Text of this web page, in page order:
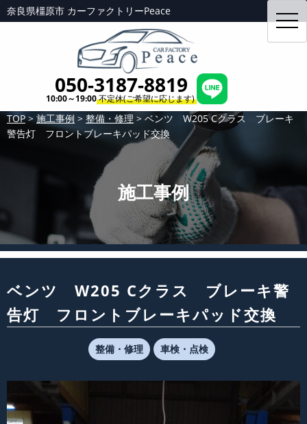
奈良県橿原市 カーファクトリーPeace
050-3187-8819
10:00～19:00不定休(ご希望に応じます)
TOP> 施工事例 > 整備・修理 > ベンツ W205 Cクラス ブレーキ
警告灯 フロントブレーキパッド交換
施工事例
ベンツ W205 Cクラス ブレーキ警
告灯 フロントブレーキパッド交換
整備・修理 車検・点検